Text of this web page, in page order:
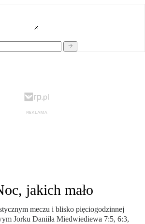
jakich mało
meczu i blisko pięciogodzinnej
Jorku Daniiła Miedwiediewa 7:5, 6:3,